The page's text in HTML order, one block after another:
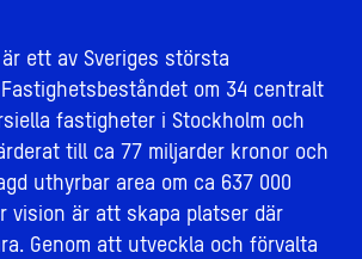
ett av Sveriges största
om 34 centralt
fastigheter i Stockholm och
till ca 77 miljarder kronor och
uthyrbar area om ca 637 000
vision är att skapa platser där
Genom att utveckla och förvalta